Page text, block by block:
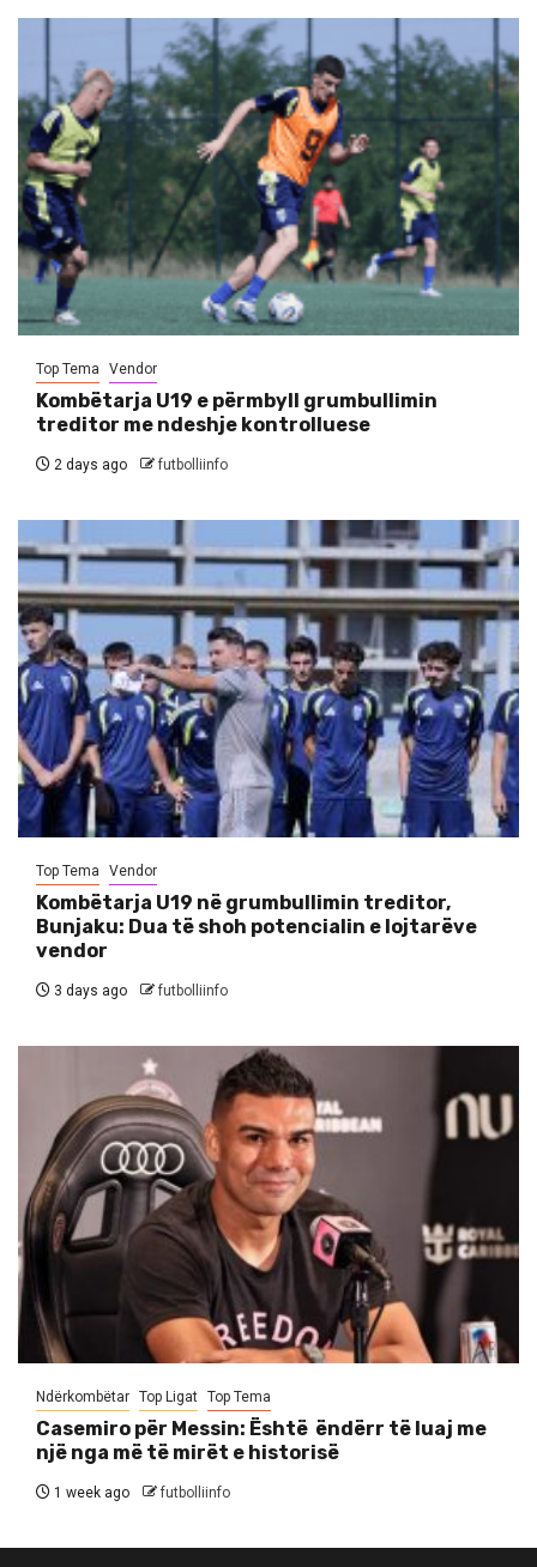
Top Tema Vendor
Kombëtarja U19 e përmbyll grumbullimin
treditor me ndeshje kontrolluese
2 days ago futbolliinfo
Top Tema Vendor
Kombëtarja U19 në grumbullimin treditor,
Bunjaku: Dua të shoh potencialin e lojtarëve
vendor
3 days ago futbolliinfo
Ndërkombëtar Top Ligat Top Tema
Casemiro për Messin: Është ëndërr të luaj me
një nga më të mirët e historisë
1 week ago futbolliinfo